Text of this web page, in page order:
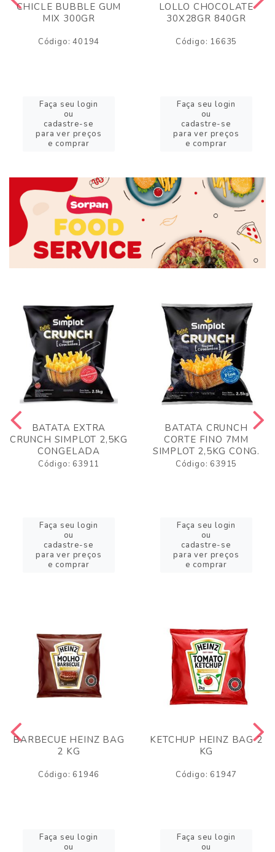
CHICLE BUBBLE GUM
MIX 300GR
Código: 40194
Faça seu login
ou
cadastre-se
para ver preços
e comprar
LOLLO CHOCOLATE
30X28GR 840GR
Código: 16635
Faça seu login
ou
cadastre-se
para ver preços
e comprar
BATATA EXTRA
CRUNCH SIMPLOT 2,5KG
CONGELADA
Código: 63911
Faça seu login
ou
cadastre-se
para ver preços
e comprar
BATATA CRUNCH
CORTE FINO 7MM
SIMPLOT 2,5KG CONG.
Código: 63915
Faça seu login
ou
cadastre-se
para ver preços
e comprar
BARBECUE HEINZ BAG
2 KG
Código: 61946
Faça seu login
ou
KETCHUP HEINZ BAG 2
KG
Código: 61947
Faça seu login
ou